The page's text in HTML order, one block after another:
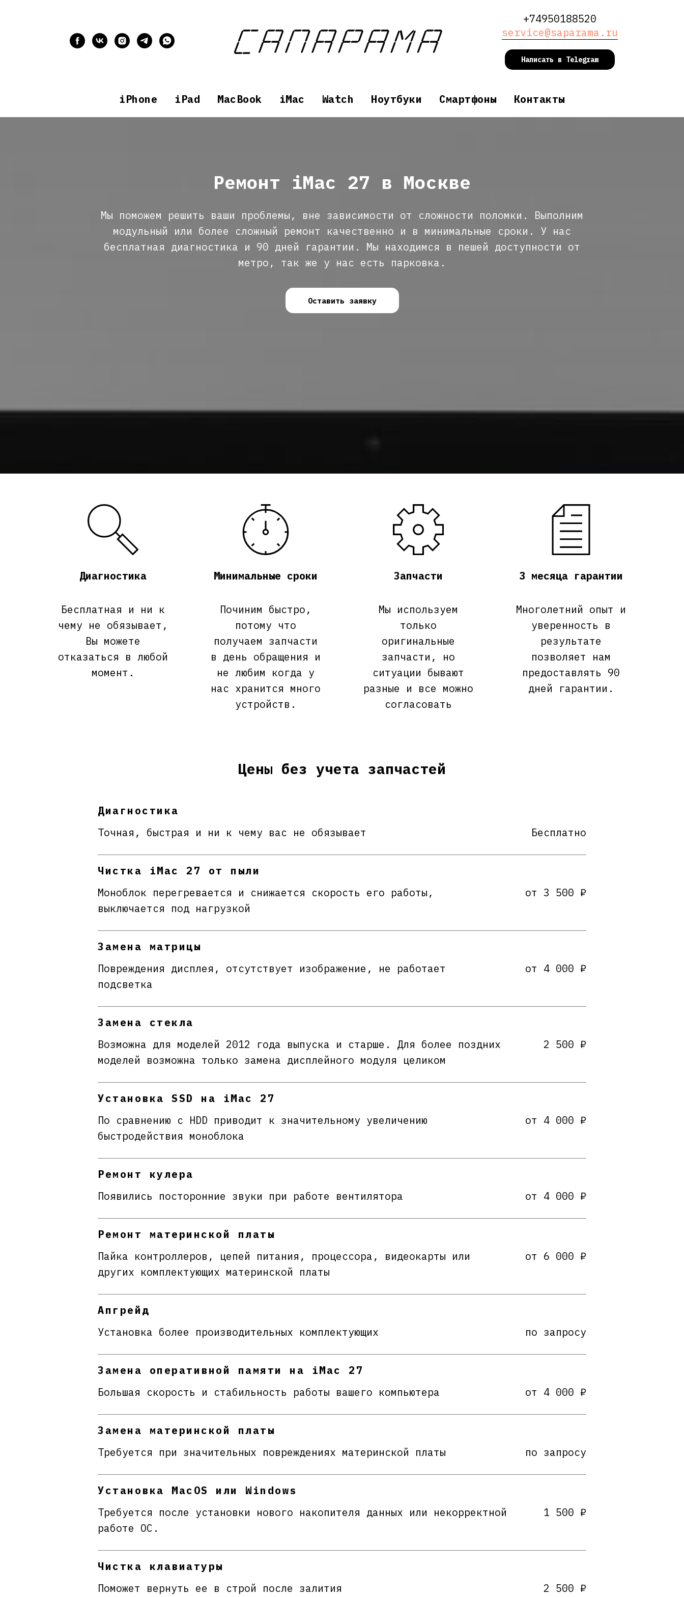
+74950188520
service@saparama.ru
Написать в Telegram
iPhone iPad MacBook iMac Watch Ноутбуки Смартфоны Контакты
Ремонт iMac 27 в Москве
Мы поможем решить ваши проблемы, вне зависимости от сложности поломки. Выполним
модульный или более сложный ремонт качественно и в минимальные сроки. У нас
бесплатная диагностика и 90 дней гарантии. Мы находимся в пешей доступности от
метро, так же у нас есть парковка.
Оставить заявку
Диагностика
Бесплатная и ни к
чему не обязывает,
Вы можете
отказаться в любой
момент.
Минимальные сроки
Починим быстро,
потому что
получаем запчасти
в день обращения и
не любим когда у
нас хранится много
устройств.
Запчасти
Мы используем
только
оригинальные
запчасти, но
ситуации бывают
разные и все можно
согласовать
3 месяца гарантии
Многолетний опыт и
уверенность в
результате
позволяет нам
предоставлять 90
дней гарантии.
Цены без учета запчастей
Диагностика
Точная, быстрая и ни к чему вас не обязывает
Бесплатно
Чистка iMac 27 от пыли
Моноблок перегревается и снижается скорость его работы,
выключается под нагрузкой
от 3 500 ₽
Замена матрицы
Повреждения дисплея, отсутствует изображение, не работает
подсветка
от 4 000 ₽
Замена стекла
Возможна для моделей 2012 года выпуска и старше. Для более поздних
моделей возможна только замена дисплейного модуля целиком
2 500 ₽
Установка SSD на iMac 27
По сравнению с HDD приводит к значительному увеличению
быстродействия моноблока
от 4 000 ₽
Ремонт кулера
Появились посторонние звуки при работе вентилятора
от 4 000 ₽
Ремонт материнской платы
Пайка контроллеров, цепей питания, процессора, видеокарты или
других комплектующих материнской платы
от 6 000 ₽
Апгрейд
Установка более производительных комплектующих
по запросу
Замена оперативной памяти на iMac 27
Большая скорость и стабильность работы вашего компьютера
от 4 000 ₽
Замена материнской платы
Требуется при значительных повреждениях материнской платы
по запросу
Установка MacOS или Windows
Требуется после установки нового накопителя данных или некорректной
работе ОС.
1 500 ₽
Чистка клавиатуры
Поможет вернуть ее в строй после залития
2 500 ₽